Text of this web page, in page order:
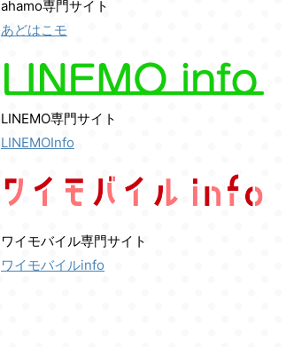
ahamo専門サイト
あどはこモ
LINEMO専門サイト
LINEMOInfo
ワイモバイル専門サイト
ワイモバイルinfo